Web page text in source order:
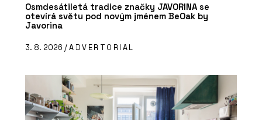
Osmdesátiletá tradice značky JAVORINA se
otevírá světu pod novým jménem BeOak by
Javorina
3. 8. 2026 /ADVERTORIAL